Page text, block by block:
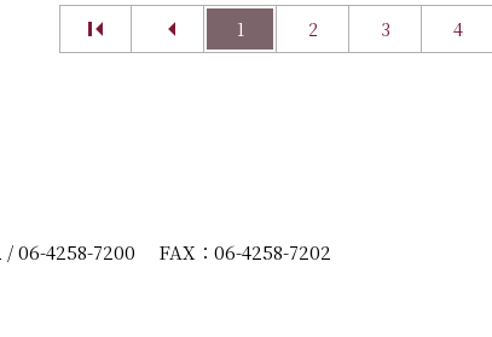
1 2 3 4
/06-4258-7200 FAX：06-4258-7202